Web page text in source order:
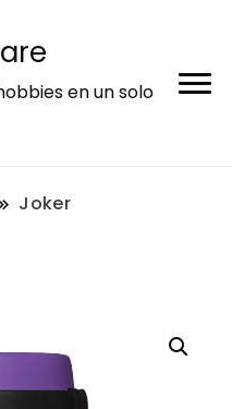
en un solo
Joker